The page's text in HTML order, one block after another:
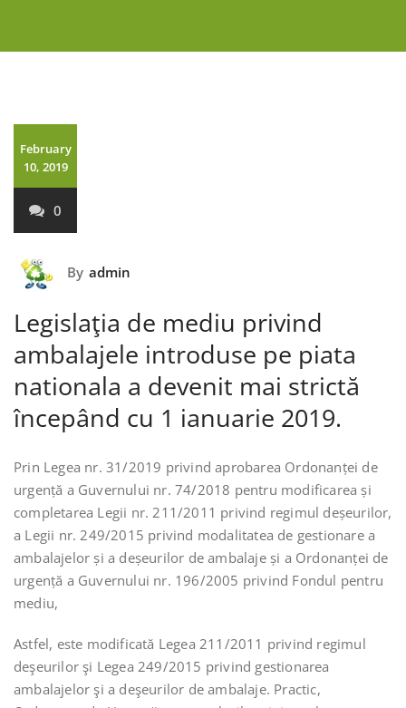
February
10, 2019
0
By admin
Legislaţia de mediu privind
ambalajele introduse pe piata
nationala a devenit mai strictă
începând cu 1 ianuarie 2019.
Prin Legea nr. 31/2019 privind aprobarea Ordonanței de
urgență a Guvernului nr. 74/2018 pentru modificarea și
completarea Legii nr. 211/2011 privind regimul deșeurilor,
a Legii nr. 249/2015 privind modalitatea de gestionare a
ambalajelor și a deșeurilor de ambalaje și a Ordonanței de
urgență a Guvernului nr. 196/2005 privind Fondul pentru
mediu,
Astfel, este modificată Legea 211/2011 privind regimul
deşeurilor şi Legea 249/2015 privind gestionarea
ambalajelor şi a deşeurilor de ambalaje. Practic,